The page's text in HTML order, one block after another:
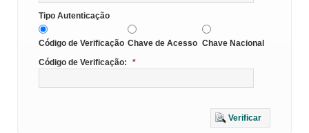
Tipo Autenticação
Código de Verificação Chave de Acesso Chave Nacional
Código de Verificação:
*
Verificar